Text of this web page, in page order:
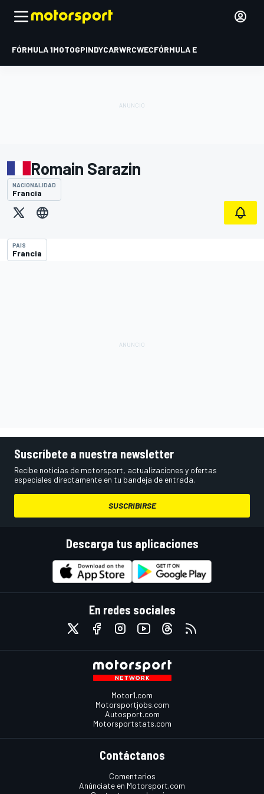
FÓRMULA 1MOTOGPINDYCARWRCWECFÓRMULA E
Romain Sarazin
NACIONALIDAD
Francia
PAÍS
Francia
Suscríbete a nuestra newsletter
Recibe noticias de motorsport, actualizaciones y ofertas
especiales directamente en tu bandeja de entrada.
SUSCRIBIRSE
Descarga tus aplicaciones
En redes sociales
Motor1.com
Motorsportjobs.com
Autosport.com
Motorsportstats.com
Contáctanos
Comentarios
Anúnciate en Motorsport.com